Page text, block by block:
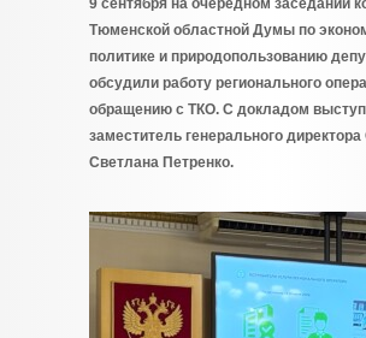
9 сентября на очередном заседании
Тюменской областной Думы по
политике и природопользованию
обсудили работу регионального
обращению с ТКО. С докладом
заместитель генерального
Светлана Петренко.